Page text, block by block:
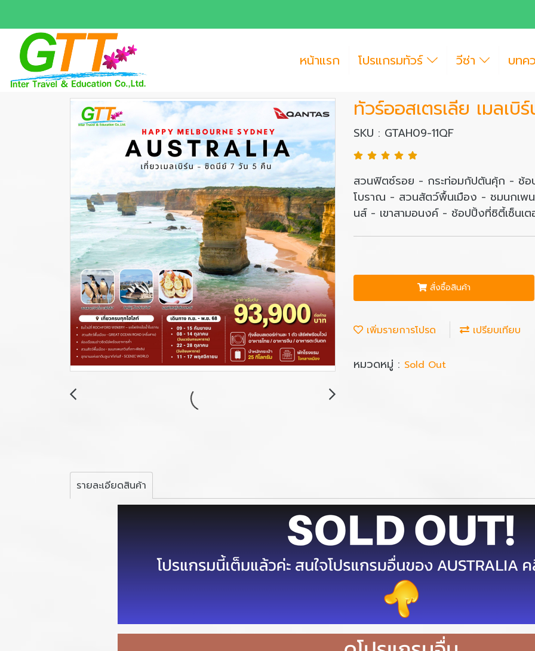
หน้าแรก โปรแกรมทัวร์ วีซ่า บทค
ทัวร์ออสเตรเลีย เมลเ
SKU : GTAH09-11QF
สวนฟิตซ์รอย - กระท่อมกัปตันคุ้ก - ช้อ
โบราณ - สวนสัตว์พื้นเมือง - ชมนกเพน
นส์ - เขาสามอนงค์ - ช้อปปิ้งที่ซิตี้เซ็นเ
สั่งซื้อสินค้า
เพิ่มรายการโปรด เปรียบเทียบ
หมวดหมู่ : Sold Out
รายละเอียดสินค้า